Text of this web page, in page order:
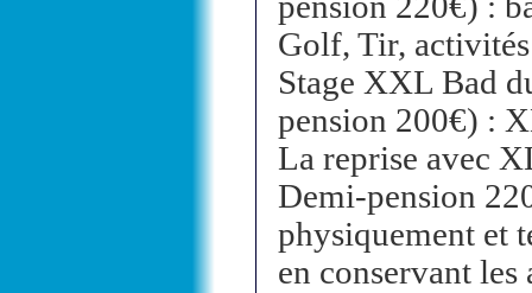
Golf, Tir,
Stage XXL Bad
pension 200€) :
La reprise avec
Demi-pension
physiquement et
en conservant